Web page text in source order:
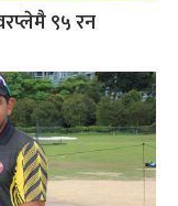
९५ रन